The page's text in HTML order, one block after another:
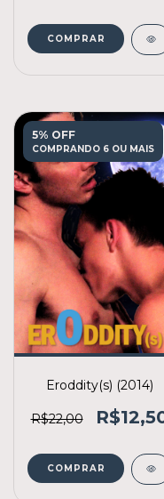
COMPRAR
5% OFF
COMPRANDO 6 OU MAIS
Eroddity(s) (2014)
R$22,00
COMPRAR